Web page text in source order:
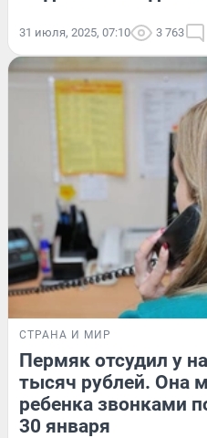
31 июля, 2025, 07:10 3 763
СТРАНА И МИР
Пермяк отсудил у
тысяч рублей. Она
ребенка звонками
30 января